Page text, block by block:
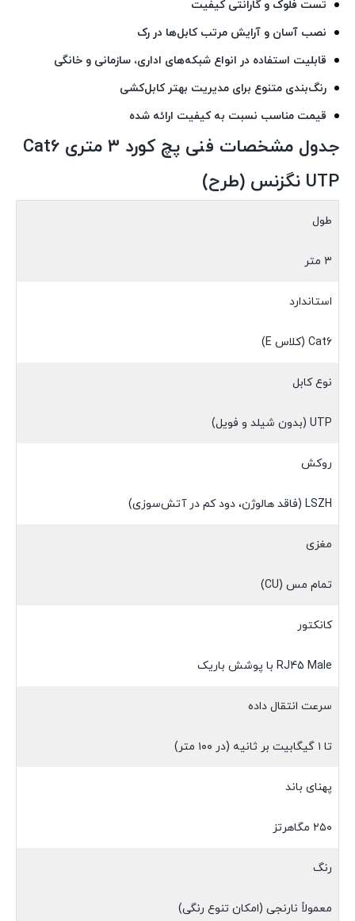
تست فلوک و گارانتی کیفیت
نصب آسان و آرایش مرتب کابل‌ها در رک
قابلیت استفاده در انواع شبکه‌های اداری، سازمانی و خانگی
رنگ‌بندی متنوع برای مدیریت بهتر کابل‌کشی
قیمت مناسب نسبت به کیفیت ارائه شده
جدول مشخصات فنی پچ کورد ۳ متری Cat6
UTP نگزنس (طرح)
طول
۳ متر
استاندارد
Cat6 (کلاس E)
نوع کابل
UTP (بدون شیلد و فویل)
روکش
LSZH (فاقد هالوژن، دود کم در آتش‌سوزی)
مغزی
تمام مس (CU)
کانکتور
RJ45 Male با پوشش باریک
سرعت انتقال داده
تا ۱ گیگابیت بر ثانیه (در ۱۰۰ متر)
پهنای باند
۲۵۰ مگاهرتز
رنگ
معمولاً نارنجی (امکان تنوع رنگی)